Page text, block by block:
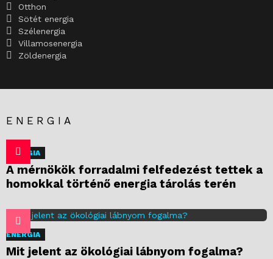
Otthon
Sötét energia
Szélenergia
Villamosenergia
Zöldenergia
ENERGIA
ENERGIA
A mérnökök forradalmi felfedezést tettek a
homokkal történő energia tárolás terén
ENERGIA
Mit jelent az ökológiai lábnyom fogalma?